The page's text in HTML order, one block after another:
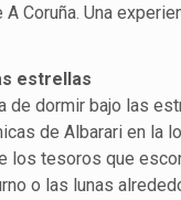
Coruña. Una
estrellas
de dormir bajo las
de Albarari en la
los tesoros que
o las lunas